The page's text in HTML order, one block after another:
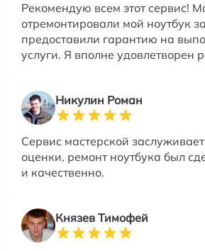
Рекомендую всем этот сервис!
отремонтировали мой ноутбук
предоставили гарантию на
услуги. Я вполне удовлетворен
Никулин Роман
Сервис мастерской
оценки, ремонт ноутбука был
и качественно.
Князев Тимофей